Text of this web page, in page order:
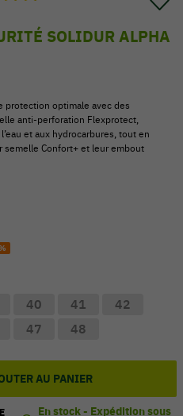
SOLIDUR ALPHA
protection optimale avec des
anti-perforation Flexprotect,
et aux hydrocarbures, tout en
semelle Confort+ et leur embout
40 41
42
47 48
AU PANIER
En stock - Expédition sous